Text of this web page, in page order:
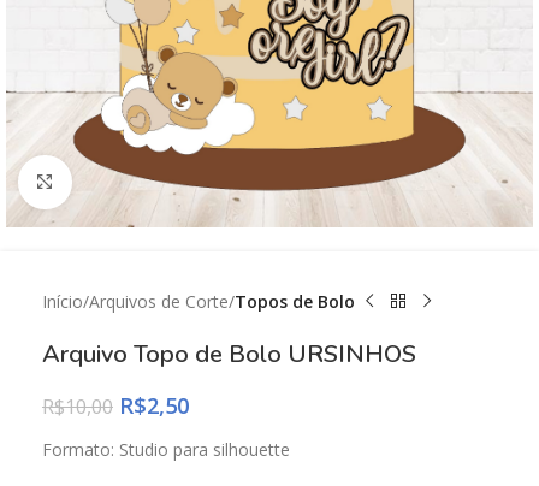
Click to enlarge
Início Arquivos de Corte Topos de Bolo
Arquivo Topo de Bolo URSINHOS
R$10,00 R$2,50
Formato: Studio para silhouette